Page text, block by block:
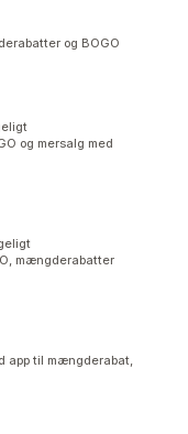
og BOGO
og mersalg med
mængderabatter
app til mængderabat,